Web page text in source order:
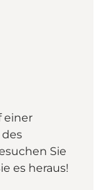
einer
Sie
es heraus!